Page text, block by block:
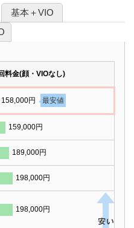
基本＋VIO
料金(顔・VIOなし)
158,000円 最安値
159,000円
189,000円
198,000円
198,000円